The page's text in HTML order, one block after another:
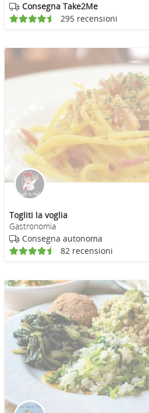
Consegna Take2Me
295 recensioni
Togliti la voglia
Gastronomia
Consegna autonoma
82 recensioni